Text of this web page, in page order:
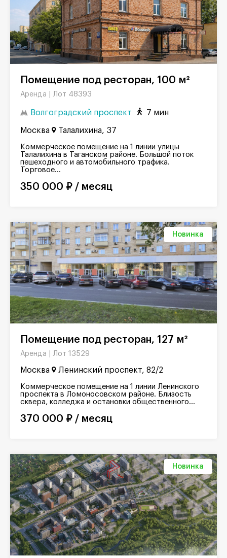
Помещение под ресторан, 100 м²
Аренда | Лот 48393
Волгоградский проспект 7 мин
Москва Талалихина, 37
Коммерческое помещение на 1 линии улицы
Талалихина в Таганском районе. Большой поток
пешеходного и автомобильного трафика.
Торговое...
350 000 ₽ / месяц
Новинка
Помещение под ресторан, 127 м²
Аренда | Лот 13529
Москва Ленинский проспект, 82/2
Коммерческое помещение на 1 линии Ленинского
проспекта в Ломоносовском районе. Близость
сквера, колледжа и остановки общественного...
370 000 ₽ / месяц
Новинка